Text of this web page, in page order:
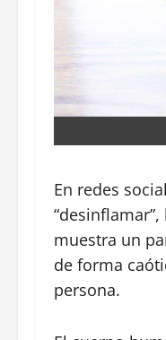
En redes
muestra un
de forma
persona.